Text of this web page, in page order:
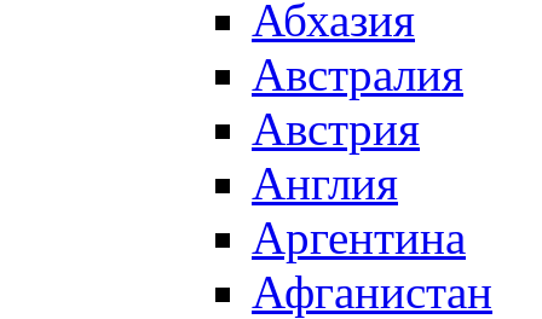
Абхазия
Австралия
Австрия
Англия
Аргентина
Афганистан